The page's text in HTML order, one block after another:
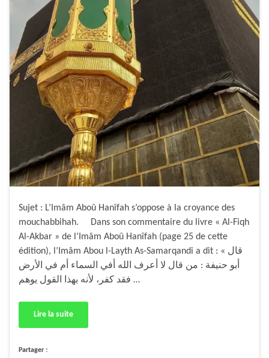
Sujet : L’Imâm Aboû Hanîfah s’oppose à la croyance des
mouchabbihah. Dans son commentaire du livre « Al-Fiqh
Al-Akbar » de l’Imâm Aboû Hanîfah (page 25 de cette
édition), l’Imâm Abou l-Layth As-Samarqandi a dit : « قال
أبو حنيفة : من قال لا أعرف الله أفي السماء أم في الأرض
فقد كفر، لأنه بهذا القول يوهم …
Lire la suite
Partager :